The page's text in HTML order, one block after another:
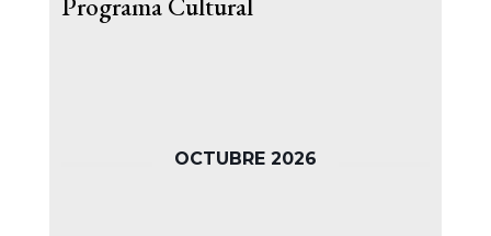
Programa Cultural
OCTUBRE 2026